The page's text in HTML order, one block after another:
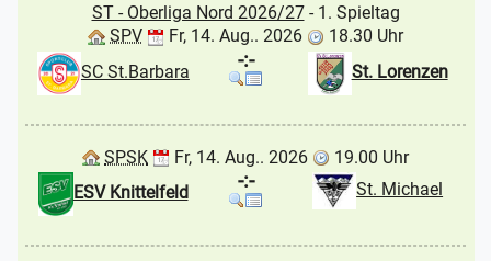
ST - Oberliga Nord 2026/27- 1. Spieltag
SPV
Fr, 14. Aug.. 2026
18.30 Uhr
SC St.Barbara
St. Lorenzen
-:-
SPSK Fr, 14. Aug.. 2026
19.00 Uhr
ESV Knittelfeld
St. Michael
-:-